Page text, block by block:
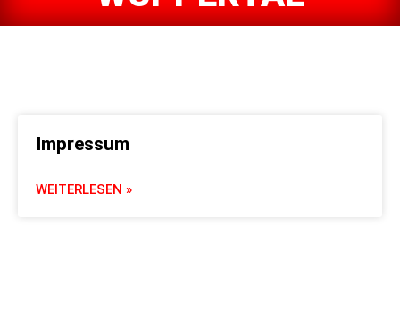
Impressum
WEITERLESEN »